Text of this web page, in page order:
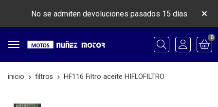
No se admiten devoluciones pasados 15 días
Buscar
0
inicio filtros HF116 Filtro aceite HIFLOFILTRO